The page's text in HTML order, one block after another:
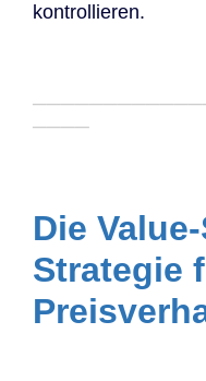
kontrollieren.
────
Die
Strategie